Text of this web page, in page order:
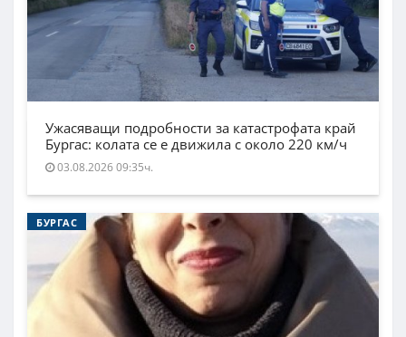
Ужасяващи подробности за катастрофата край
Бургас: колата се е движила с около 220 км/ч
03.08.2026 09:35ч.
БУРГАС